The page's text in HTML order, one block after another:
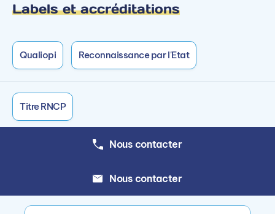
Labels et accréditations
Qualiopi Reconnaissance par l'Etat
Titre RNCP
Nous contacter
Nous contacter